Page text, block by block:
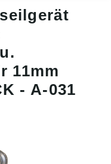
11mm
- A-031